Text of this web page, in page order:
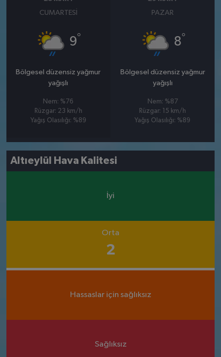
CUMARTESI
9°
Bölgesel düzensiz yağmur
yağışlı
Nem: %76
Rüzgar: 23 km/h
Yağış Olasılığı: %89
PAZAR
8°
Bölgesel düzensiz yağmur
yağışlı
Nem: %87
Rüzgar: 15 km/h
Yağış Olasılığı: %89
Altıeylül Hava Kalitesi
İyi
Orta
2
Hassaslar için sağlıksız
Sağlıksız